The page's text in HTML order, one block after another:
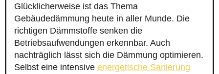
Glücklicherweise ist das Thema
Gebäudedämmung heute in aller Munde. Die
richtigen Dämmstoffe senken die
Betriebsaufwendungen erkennbar. Auch
nachträglich lässt sich die Dämmung optimieren.
Selbst eine intensive energetische Sanierung